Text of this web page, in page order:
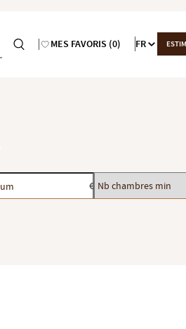
MES FAVORIS (0) FR
€ Nb
chambres